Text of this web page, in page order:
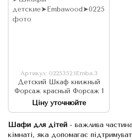
Артикул: 0225352.1Emba.3
Детский Шкаф книжный
Форсаж красный Форсаж 1
Ціну уточнюйте
Шафи для дітей - важлива
кімнаті, яка допомагає